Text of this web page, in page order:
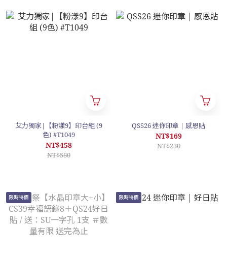
艾力獨家|【粉漾9】印台組 (9
色) #T1049
NT$458
NT$580
QSS26 迷你印章 | 感恩貼
NT$169
NT$230
限時特價 限時特價